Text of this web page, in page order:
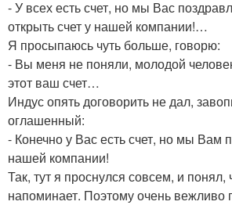
- У всех есть счет, но мы Вас
открыть счет у нашей компании!…
Я просыпаюсь чуть больше, говорю:
- Вы меня не поняли, молодой
этот ваш счет…
Индус опять договорить не дал,
оглашенный:
- Конечно у Вас есть счет, но мы Вам
нашей компании!
Так, тут я проснулся совсем, и понял,
напоминает. Поэтому очень вежливо